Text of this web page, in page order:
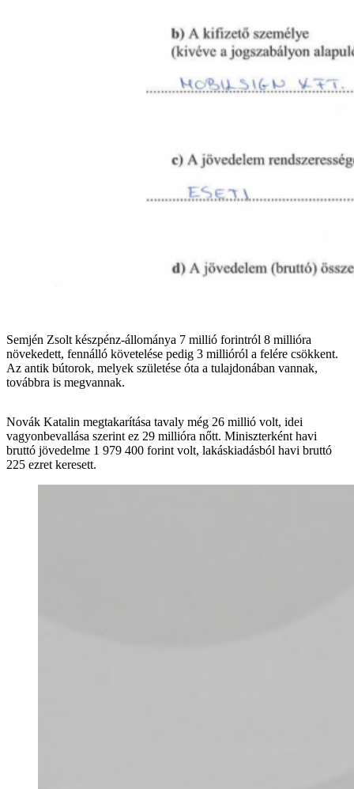
Semjén Zsolt készpénz-állománya 7 millió forintról 8 millióra
növekedett, fennálló követelése pedig 3 millióról a felére csökkent.
Az antik bútorok, melyek születése óta a tulajdonában vannak,
továbbra is megvannak.
Novák Katalin megtakarítása tavaly még 26 millió volt, idei
vagyonbevallása szerint ez 29 millióra nőtt. Miniszterként havi
bruttó jövedelme 1 979 400 forint volt, lakáskiadásból havi bruttó
225 ezret keresett.